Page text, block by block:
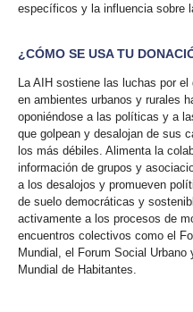
específicos y la influencia sobre
¿CÓMO SE USA TU
La AIH sostiene las luchas por el
en ambientes urbanos y rurales
oponiéndose a las políticas y a
que golpean y desalojan de sus
los más débiles. Alimenta la
información de grupos y
a los desalojos y promueven
de suelo democráticas y
activamente a los procesos de
encuentros colectivos como el
Mundial, el Forum Social Urbano
Mundial de Habitantes.